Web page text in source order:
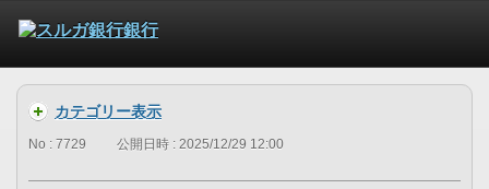
カテゴリー表示
No : 7729 公開日時 : 2025/12/29 12:00